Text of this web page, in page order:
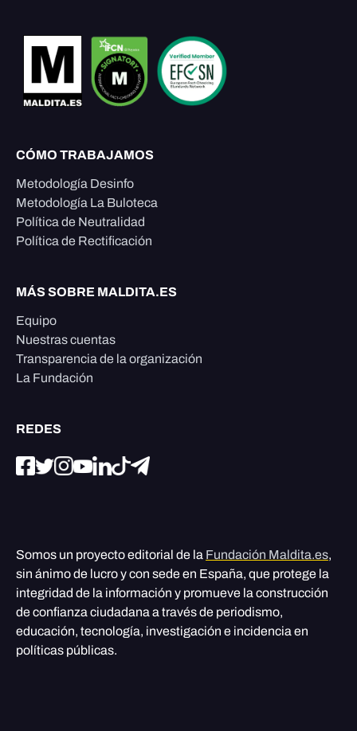
CÓMO TRABAJAMOS
Metodología Desinfo
Metodología La Buloteca
Política de Neutralidad
Política de Rectificación
MÁS SOBRE MALDITA.ES
Equipo
Nuestras cuentas
Transparencia de la organización
La Fundación
REDES
Somos un proyecto editorial de la Fundación Maldita.es,
sin ánimo de lucro y con sede en España, que protege la
integridad de la información y promueve la construcción
de confianza ciudadana a través de periodismo,
educación, tecnología, investigación e incidencia en
políticas públicas.